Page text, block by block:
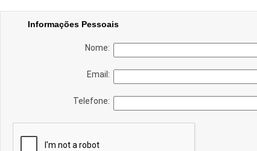
Informações Pessoais
Nome:
Email:
Telefone: